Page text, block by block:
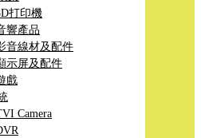
打印機
響產品
音線材及配件
示屏及配件
戲
Camera